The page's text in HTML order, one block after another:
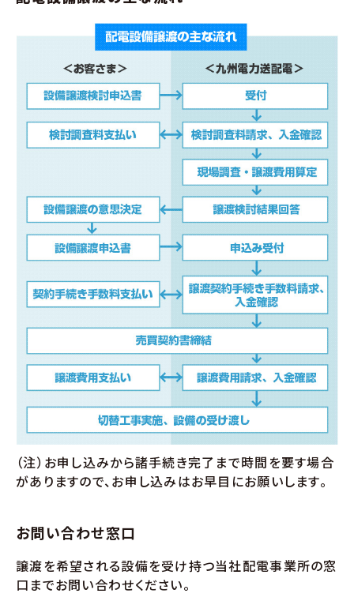
（注）お申し込みから諸手続き完了まで時間を要す場合
がありますので、お申し込みはお早目にお願いします。
お問い合わせ窓口
譲渡を希望される設備を受け持つ当社配電事業所の窓
口までお問い合わせください。